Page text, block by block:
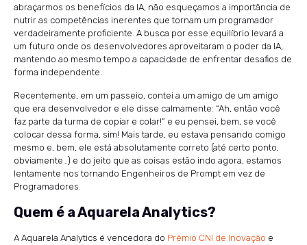
abraçarmos os benefícios da IA, não esqueçamos a importância de
nutrir as competências inerentes que tornam um programador
verdadeiramente proficiente. A busca por esse equilíbrio levará a
um futuro onde os desenvolvedores aproveitaram o poder da IA,
mantendo ao mesmo tempo a capacidade de enfrentar desafios de
forma independente.
Recentemente, em um passeio, contei a um amigo de um amigo
que era desenvolvedor e ele disse calmamente: “Ah, então você
faz parte da turma de copiar e colar!” e eu pensei, bem, se você
colocar dessa forma, sim! Mais tarde, eu estava pensando comigo
mesmo e, bem, ele está absolutamente correto (até certo ponto,
obviamente…) e do jeito que as coisas estão indo agora, estamos
lentamente nos tornando Engenheiros de Prompt em vez de
Programadores.
Quem é a Aquarela Analytics?
A Aquarela Analytics é vencedora do Prêmio CNI de Inovação e